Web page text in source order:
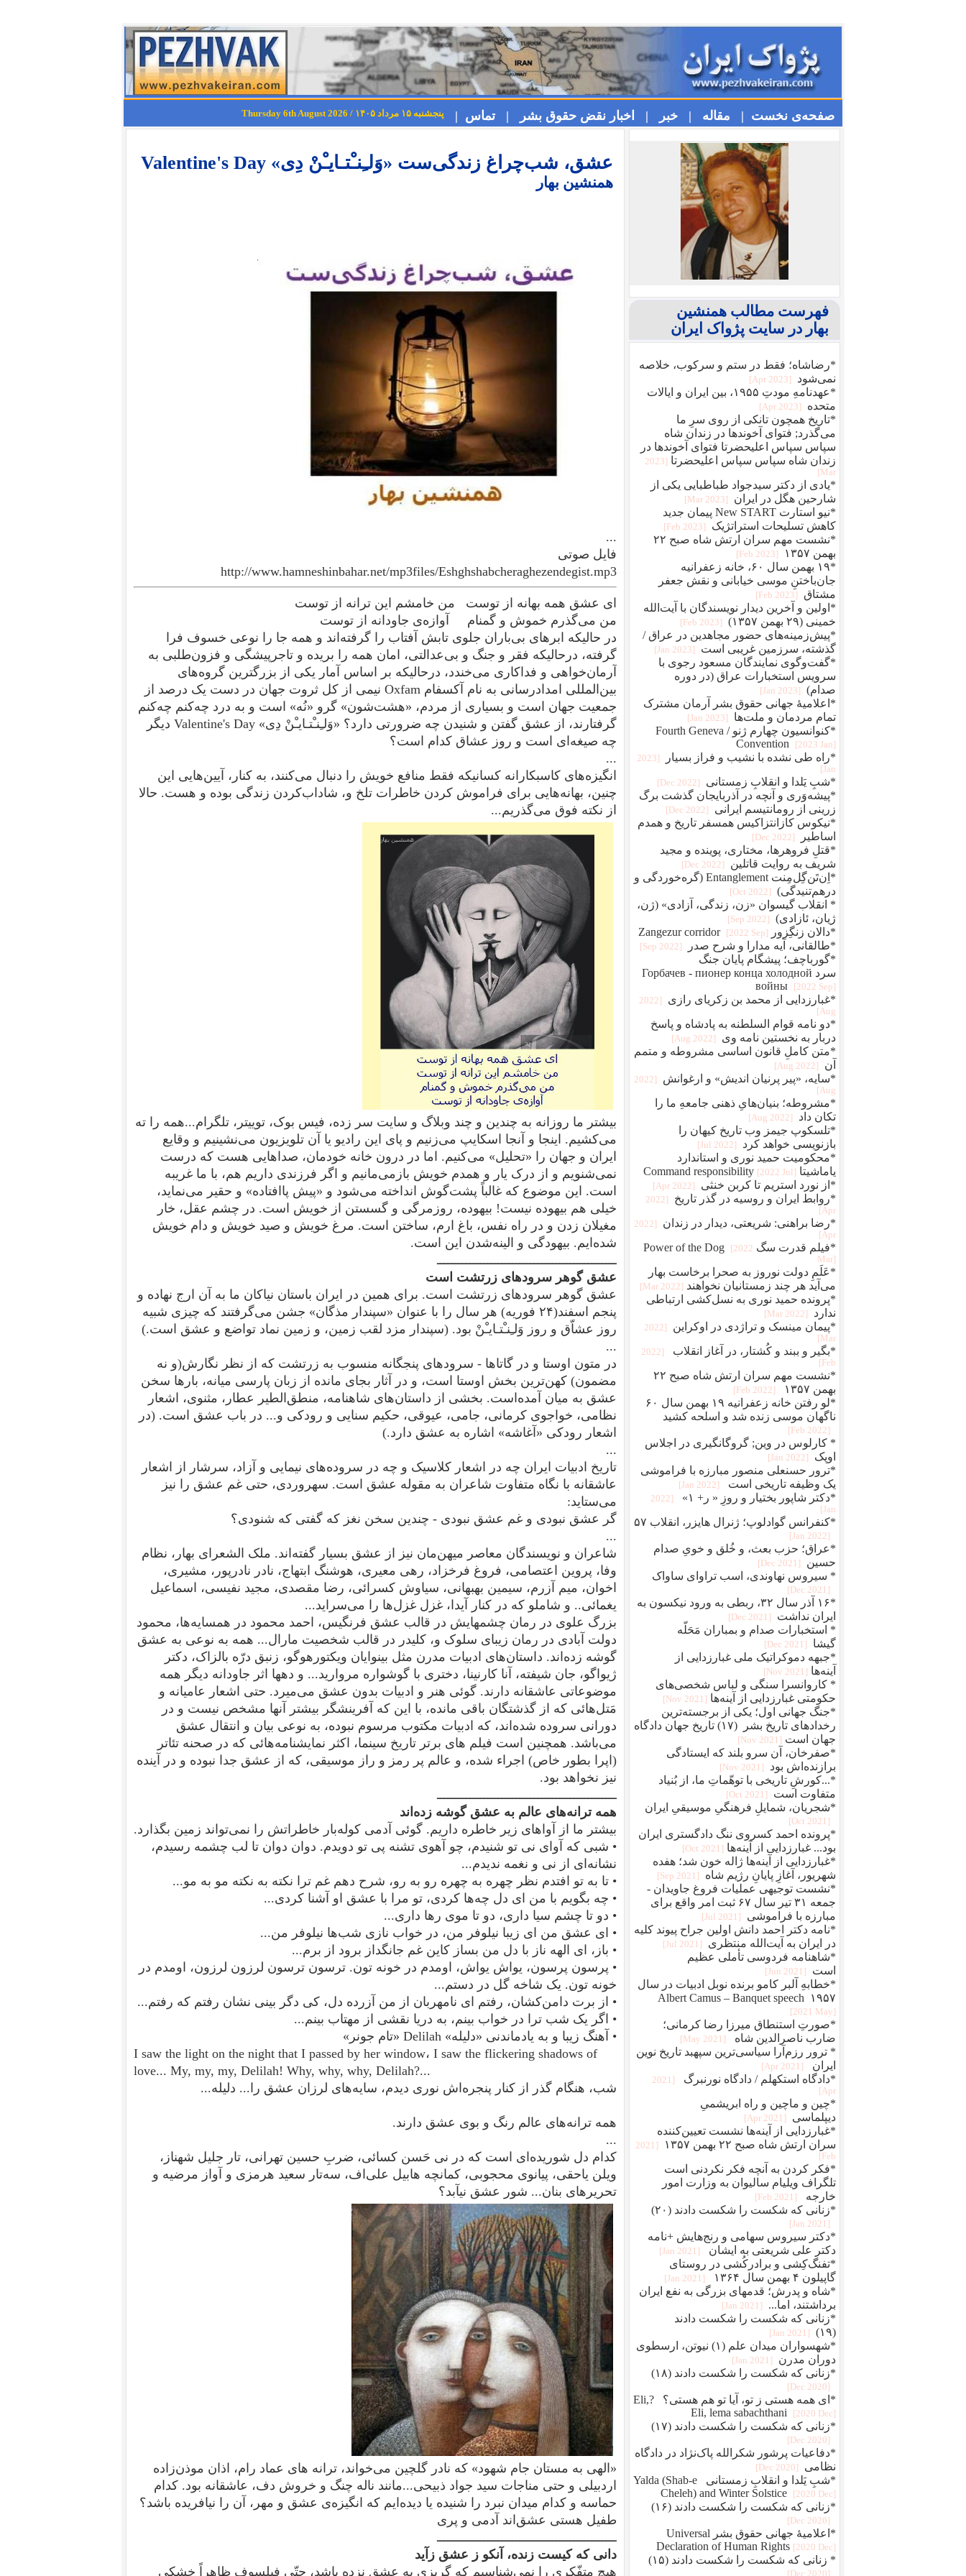
صفحه‌ی نخست | مقاله | خبر | اخبار نقض حقوق بشر | تماس | پنجشنبه ۱۵ مرداد ۱۴۰۵ / Thursday 6th August 2026
عشق، شب‌چراغ زندگی‌ست «وَلـِنـْتـایـْنْ دِی» Valentine's Day
همنشین بهار
...
فایل صوتی
http://www.hamneshinbahar.net/mp3files/Eshghshabcheraghezendegist.mp3
ای عشق همه بهانه از توست من خامشم این ترانه از توست
من می‌گذرم خموش و گمنام آوازه‌ی جاودانه از توست
در حالیکه ابرهای بی‌باران جلوی تابش آفتاب را گرفته‌اند و همه جا را نوعی خسوف فرا
گرفته، درحالیکه فقر و جنگ و بی‌عدالتی، امان همه را بریده و تاجرپیشگی و فزون‌طلبی به
آرمان‌خواهی و فداکاری می‌خندد، درحالیکه بر اساس آمار یکی از بزرگترین گروه‌های
بین‌المللی امدادرسانی به نام آکسفام Oxfam نيمی از کل ثروت جهان در دست يک درصد از
جمعيت جهان است و بسیاری از مردم، «هشت‌شون» گرو «نُه» است و به درد چه‌کنم چه‌کنم
گرفتارند، از عشق گفتن و شنیدن چه ضرورتی دارد؟ «وَلـِنـْتـایـْنْ دِی» Valentine's Day دیگر
چه صیغه‌ای است و روز عشاق کدام است؟
...
انگیزه‌های کاسبکارانه کسانیکه فقط منافع خویش را دنبال می‌کنند، به کنار، آیین‌هایی این
چنین، بهانه‌هایی برای فراموش کردن خاطرات تلخ و، شاداب‌کردن زندگی بوده و هست. حالا
از نکته فوق می‌گذریم...
بیشتر ما روزانه به چندین و چند وبلاگ و سایت سر زده، فیس بوک، توییتر، تلگرام...همه را ته
می‌کشیم. اینجا و آنجا اسکایپ می‌زنیم و پای این رادیو یا آن تلویزیون می‌نشینیم و وقایع
ایران و جهان را «تحلیل» می‌کنیم. اما در درون خانه خودمان، صداهایی هست که درست
نمی‌شنویم و از درک یار و همدم خویش بازمی‌مانیم و اگر فرزندی داریم هم، با ما غریبه
است. این موضوع که غالباً پشت‌گوش انداخته می‌شود و «پیش پاافتاده» و حقیر می‌نماید،
خیلی هم بیهوده نیست! بیهوده، روزمرگی و گسستن از خویش است. در چشم عقل، خار
مغیلان زدن و در راه نفس، باغ ارم، ساختن است. مرغ خویش و صید خویش و دام خویش
شده‌ایم. بیهودگی و الینه‌شدن این است.
ــــــــــــــــــــــــــــــــــــــــــــــــــ
عشق گوهر سرودهای زرتشت است
عشق گوهر سرودهای زرتشت است. برای همین در ایران باستان نیاکان ما به آن ارج نهاده و
پنجم اسفند(۲۴ فوریه) هر سال را با عنوان «سپندار مذگان» جشن می‌گرفتند که چیزی شبیه
روز عشاّق و روز وَلـِنـْتـایـْنْ بود. (سپندار مزد لقب زمین، و زمین نماد تواضع و عشق است.)
...
در متون اوستا و در گاتاها - سرودهای پنجگانه منسوب به زرتشت که از نظر نگارش(و نه
مضمون) کهن‌ترین بخش اوستا است، و در آثار بجای مانده از زبان پارسی میانه، بارها سخن
عشق به میان آمده‌است. بخشی از داستان‌های شاهنامه، منطق‌الطیر عطار، مثنوی، اشعار
نظامی، خواجوی کرمانی، جامی،‌ عیوقی، حکیم سنایی و رودکی و... در باب عشق است. (در
اشعار رودکی «آغاشه» اشاره به عشق دارد.)
...
تاریخ‌ ادبیات ایران‌ چه‌ در اشعار کلاسیک‌ و چه‌ در سروده‌های‌ نیمایی‌ و آزاد، سرشار از اشعار
عاشقانه‌ با نگاه‌ متفاوت‌ شاعران‌ به‌ مقوله‌ عشق است. سهروردی، حتی غم عشق را نیز
می‌ستاید:
گر عشق نبودی و غم عشق نبودی - چندین سخن نغز که گفتی که شنودی؟
...
شاعران و نویسندگان معاصر میهن‌مان نیز از عشق بسیار گفته‌اند. ملک الشعرای بهار، نظام
وفا، پروین اعتصامی، فروغ فرخزاد، رهی معیری، هوشنگ ابتهاج، نادر نادرپور، مشیری،
اخوان، میم آزرم، سیمین بهبهانی، سیاوش کسرائی، رضا مقصدی، مجید نفیسی، اسماعیل
یغمائی.. و شاملو که در کنار آیدا، غزل غزل‌ها را می‌سراید...
بزرگ علوی در رمان چشمهایش در قالب عشق فرنگیس، احمد محمود در همسایه‌ها، محمود
دولت آبادی در رمان زیبای سلوک و، کلیدر در قالب شخصیت مارال... همه به نوعی به عشق
گوشه زده‌اند. داستان‌های ادبیات مدرن مثل بینوایان ویکتورهوگو، زنبق درّه بالزاک، دکتر
ژیواگو، جان شیفته، آنا کارنینا، دختری با گوشواره مروارید... و دهها اثر جاودانه دیگر همه
موضوعاتی عاشقانه دارند. گوئی هنر و ادبیات بدون عشق می‌میرد. حتی اشعار عامیانه و
مَتل‌هائی که از گذشتگان باقی مانده، با این که آفرینشگر بیشتر آنها مشخص نیست و در
دورانی سروده شده‌اند، که ادبیات مکتوب مرسوم نبوده، به نوعی بیان و انتقال عشق
می‌باشد. همچنین است فیلم های برتر تاریخ سینما، اکثر نمایشنامه‌هائی که در صحنه تئاتر
(اپرا بطور خاص) اجراء شده، و عالم پر رمز و راز موسیقی، که از عشق جدا نبوده و در آینده
نیز نخواهد بود.
ــــــــــــــــــــــــــــــــــــــــــــــــــ
همه ترانه‌های عالم به عشق گوشه زده‌اند
بیشتر ما از آواهای زیر خاطره داریم. گوئی آدمی کوله‌بار خاطراتش را نمی‌تواند زمین بگذارد.
• شبی که آوای نی تو شنیدم، چو آهوی تشنه پی تو دویدم. دوان دوان تا لب چشمه رسیدم،
نشانه‌ای از نی و نغمه ندیدم...
• تا به تو افتدم نظر چهره به چهره رو به رو، شرح دهم غم ترا نکته به نکته مو به مو...
• چه بگویم با من ای دل چه‌ها کردی، تو مرا با عشق او آشنا کردی...
• دو تا چشم سیا داری، دو تا موی رها داری...
• ای عشق من ای زیبا نیلوفر من، در خواب نازی شب‌ها نیلوفر من...
• باز، ای الهه ناز با دل من بساز کاین غم جانگداز برود از برم...
• پرسون پرسون، یواش یواش، اومدم در خونه تون. ترسون ترسون لرزون لرزون، اومدم در
خونه تون. یک شاخه گل در دستم...
• از برت دامن‌کشان، رفتم ای نامهربان از من آزرده دل، کی دگر بینی نشان رفتم که رفتم...
• اگر یک شب ترا در خواب بینم، به دریا نقشی از مهتاب بینم...
• آهنگ زیبا و به یادماندنی «دلیله» Delilah «تام جونر»
I saw the light on the night that I passed by her window، I saw the flickering shadows of
love... My, my, my, Delilah! Why, why, why, Delilah?...
ٰشب، هنگام گذر از کنار پنجره‌اش نوری دیدم، سایه‌های لرزان عشق را... دلیله...
همه ترانه‌های عالم رنگ و بوی عشق دارند.
...
کدام دل شوریده‌ای است که در نی حَسن کسائی، ضربِ حسین تهرانی، تار جلیل شهناز،
ویلن یاحقی، پیانوی محجوبی، کمانچه هابیل علی‌اف، سه‌تار سعید هرمزی و آواز مرضیه و
تحریرهای بنان... شور عشق نیآبد؟
«الهی به مستان جام شهود» که نادر گلچین می‌خواند، ترانه های عماد رام، اذان موذن‌زاده
اردبیلی و حتی مناجات سید جواد ذبیحی...مانند ناله چنگ و خروش دف، عاشقانه بود. کدام
حماسه و کدام میدان نبرد را شنیده یا دیده‌ایم که انگیزه‌ی عشق و مهر، آن را نیافریده باشد؟
طفیل هستی عشق‌اند آدمی و پری
ــــــــــــــــــــــــــــــــــــــــــــــــــ
دانی که کیست ‏زنده، آنکو ز عشق زآید
هیچ متفّکری را نمی‌شناسیم که گریزی به عشق نزده باشد، حتّی فیلسوف ظاهراً خشکی
فهرست مطالب همنشین
بهار در سایت پژواک ایران
*رضاشاه؛ فقط در ستم و سرکوب، خلاصه
نمی‌شود
[2023 Apr]
*عهدنامهِ مودتِ ۱۹۵۵، بین ایران و ایالات
متحده
[2023 Apr]
*تاریخ همچون تانکی از روی سرِ ما
می‌گذرد; فتوای آخوندها در زندان شاه
سپاس سپاس اعلیحضرتا فتوای آخوندها در
زندان شاه سپاس سپاس اعلیحضرتا
[2023
Mar]
*یادی از دکتر سیدجواد طباطبایی یکی از
شارحین هگل در ایران
[2023 Mar]
*نیو استارت New START پیمان جدید
کاهش تسلیحات استراتژیک
[2023 Feb]
*نشست مهم سران ارتش شاه صبح ۲۲
بهمن ۱۳۵۷
[2023 Feb]
*۱۹ بهمن سال ۶۰، خانه زعفرانیه
جان‌باختنِ موسی خیابانی و نقش جعفر
مشتاق
[2023 Feb]
*اولین و آخرین دیدار نویسندگان با آیت‌الله
خمینی (۲۹ بهمن ۱۳۵۷)
[2023 Feb]
*پیش‌زمینه‌های حضور مجاهدین در عراق /
گذشته، سرزمین غریبی است
[2023 Jan]
*گفت‌وگوی نمایندگان مسعود رجوی با
سرویس استخبارات عراق (در دوره
صدام)
[2023 Jan]
*اعلامیهٔ جهانی حقوق بشر آرمان مشترک
تمام مردمان و ملت‌ها
[2023 Jan]
*کنوانسیون چهارم ژنو / Fourth Geneva
Convention
[2023 Jan]
*راه طی نشده با نشیب و فراز بسیار
[2023
Jan]
*شبِ یَلدا و انقلابِ زمستانی [2022 Dec]
*پیشه‌وَری و آنچه در آذربایجان گذشت برگ
زرینی از رومانتیسم ایرانی
[2022 Dec]
*نیکوس کازانتزاکیس همسفر تاریخ و همدم
اساطیر
[2022 Dec]
*قتلِ فروهرها، مختاری، پوینده و مجید
شریف به روایت قاتلین
[2022 Dec]
*اِن‌تَن‌گِل‌مِنت Entanglement (گره‌خوردگی و
درهم‌تنیدگی)
[2022 Oct]
* انقلاب گیسوان «زن، زندگی، آزادی» (ژن،
ژیان، ئازادی)
[2022 Sep]
*دالان زنگِزور Zangezur corridor [2022 Sep]
*طالقانی، آیه مدارا و شرح صدر [2022 Sep]
*گورباچف؛ پیشگام پایان جنگ
سرد Горбачев - пионер конца холодной
войны
[2022 Sep]
*غبارزدایی از محمد بن زکریای رازی
[2022
Aug]
*دو نامه قوام‌ السلطنه به پادشاه و پاسخ
دربار به نخستین نامه وی
[2022 Aug]
*متن کاملِ قانون اساسی مشروطه و متمم
آن
[2022 Aug]
*سایه، «پیر پرنیان اندیش» و ارغوانش
[2022
Aug]
*مشروطه؛ بنیان‌هایِ ذهنی جامعهِ ما را
تکان داد
[2022 Aug]
*تلسکوپ جیمز وب تاریخ کیهان را
بازنویسی خواهد کرد
[2022 Jul]
*محکومیت حمید نوری و استاندارد
یاماشیتا Command responsibility [2022 Jul]
*از نورد استریم تا کربن خنثی [2022 Apr]
*روابط ایران و روسیه در گذر تاریخ
[2022
Apr]
*رضا براهنی: شریعتی، دیدار در زندان
[2022
Apr]
*فیلم قدرت سگ Power of the Dog [2022
Mar]
*عَلَمِ دولت نوروز به صحرا برخاست بهار
می‌آید هر چند زمستانیان نخواهند [2022 Mar]
*پرونده حمید نوری به نسل‌کشی ارتباطی
ندارد
[2022 Mar]
*پیمان مینسک و تراژدی در اوکراین
[2022
Mar]
*بگير و ببند و کُشتار، در آغاز انقلاب
[2022
Feb]
*نشست مهم سران ارتش شاه صبح ۲۲
بهمن ۱۳۵۷
[2022 Feb]
*لو رفتن خانه زعفرانیه ۱۹ بهمن سال ۶۰
ناگهان موسی زنده شد و اسلحه کشید
[2022 Feb]
* کارلوس در وین; گروگانگیری در اجلاس
اوپک
[2022 Jan]
*ترور حسنعلی منصور مبارزه با فراموشی
یک وظیفه تاریخی است
[2022 Jan]
*دکتر شاپور بختیار و روزِ « ر+ ۱»
[2022
Jan]
*کنفرانس گوادلوپ؛ ژنرال هایزر، انقلاب ۵۷
[2022 Jan]
*عراق؛ حزب بعث، و خُلق‌ و‌ خویِ صدام
حسین
[2021 Dec]
* سیروس نهاوندی، اسب تراوای ساواک
[2021 Dec]
*۱۶ آذر سال ۳۲، ربطی به ورود نیکسون به
ایران نداشت
[2021 Dec]
* استخبارات صدام و بمباران مَحَلّه
گیشا
[2021 Dec]
*جبهه دموکراتیک ملی غبارزدایی از
آینه‌ها [2021 Nov]
* کاروانسرا سنگی و لباس شخصی‌های
حکومتی غبارزدایی از آینه‌ها [2021 Nov]
*جنگ جهانی اول؛ یکی از برجسته‌ترین
رخدادهای تاریخ بشر (۱۷) تاریخ جهان دادگاه
جهان است [2021 Nov]
*صفرخان، آن سرو بلند که ایستادگی
برازنده‌اش بود
[2021 Nov]
*...کورشِ تاریخی با توهّماتِ ما، از بُنیاد
متفاوت است
[2021 Oct]
*شجریان، شمایلِ فرهنگیِ موسیقیِ ایران
[2021 Oct]
*پرونده احمد کسروی ننگ دادگستری ایران
بود... غبارزدایی از آینه‌ها [2021 Oct]
*غبارزدایی از آینه‌ها ژاله خون شد؛ هفده
شهریور، آغازِ پایانِ رژیم شاه
[2021 Sep]
*نشست توجیهی عملیات فروغ جاویدان -
جمعه ۳۱ تیر سال ۶۷ ثبت امر واقع برای
مبارزه با فراموشی
[2021 Jul]
*نامه دکتر احمد دانش اولین جراح پیوند کلیه
در ایران به آیت‌الله منتظری
[2021 Jul]
*شاهنامه فردوسی تأملی عظیم
است
[2021 Jun]
*خطابهِ آلبر کامو برنده نوبل ادبیات در سال
۱۹۵۷ Albert Camus – Banquet speech
[2021 May]
*صورتِ استنطاق میرزا رضا کرمانی؛
ضارب ناصرالدین شاه
[2021 May]
* ترور رزم‌آرا سیاسی‌ترین سپهبد تاریخ نوین
ایران
[2021 Apr]
*دادگاه استکهلم / دادگاه نورنبرگ
[2021
Apr]
*چین و ماچین و راه ابريشمیِ
ديپلماسی
[2021 Apr]
*غبارزدایی از آینه‌ها نشست تعیین‌کننده
سران ارتش شاه صبح ۲۲ بهمن ۱۳۵۷
[2021
Feb]
*فکر کردن به آنچه فکر نکردنی است
تلگراف ویلیام سالیوان به وزارت امور
خارجه
[2021 Feb]
*زنانی که شکست را شکست دادند (۲۰)
[2021 Jan]
*دکتر سیروس سهامی و رنج‌هایش +نامه
دکتر علی شریعتی به ایشان
[2021 Jan]
*تفنگ‌کِشی و برادرکُشی در روستای
گاپیلون ۴ بهمن سال ۱۳۶۴
[2021 Jan]
*شاه و پدرش؛ قدمهای بزرگی به نفع ایران
برداشتند، اما...
[2021 Jan]
*زنانی که شکست را شکست دادند
(۱۹)
[2021 Jan]
*شهسواران میدان علم (۱) نیوتن، ارسطوی
دوران مدرن
[2021 Jan]
*زنانی که شکست را شکست دادند (۱۸)
[2020 Dec]
*ای همه هستی ز تو، آیا تو هم هستی؟ ?Eli,
Eli, lema sabachthani
[2020 Dec]
*زنانی که شکست را شکست دادند (۱۷)
[2020 Dec]
*دفاعيات پرشور شکرالله پاک‌نژاد در دادگاه
نظامی
[2020 Dec]
*شبِ یَلدا و انقلابِ زمستانی Yalda (Shab-e
Cheleh) and Winter Solstice
[2020 Dec]
*زنانی که شکست را شکست دادند (۱۶)
[2020 Dec]
*اعلامیهٔ جهانی حقوق بشر Universal
Declaration of Human Rights [2020 Dec]
* زنانی که شکست را شکست دادند (۱۵)
[2020 Dec]